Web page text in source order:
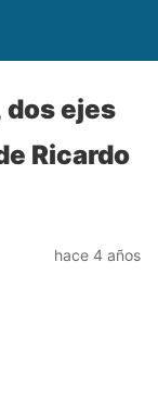
dos ejes
Ricardo
hace 4 años